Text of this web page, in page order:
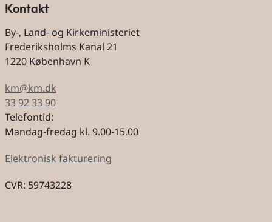
Kontakt
By-, Land- og Kirkeministeriet
Frederiksholms Kanal 21
1220 København K
km@km.dk
33 92 33 90
Telefontid:
Mandag-fredag kl. 9.00-15.00
Elektronisk fakturering
CVR: 59743228